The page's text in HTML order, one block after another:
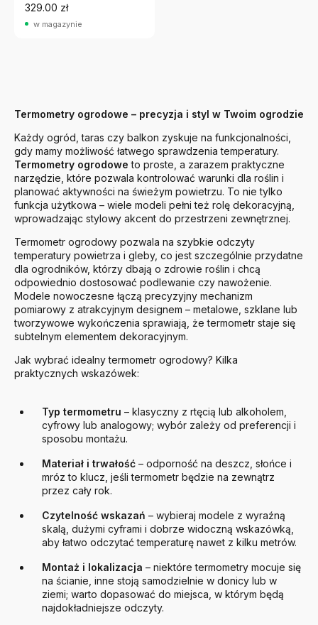
329.00 zł
w magazynie
Termometry ogrodowe – precyzja i styl w Twoim ogrodzie
Każdy ogród, taras czy balkon zyskuje na funkcjonalności,
gdy mamy możliwość łatwego sprawdzenia temperatury.
Termometry ogrodowe to proste, a zarazem praktyczne
narzędzie, które pozwala kontrolować warunki dla roślin i
planować aktywności na świeżym powietrzu. To nie tylko
funkcja użytkowa – wiele modeli pełni też rolę dekoracyjną,
wprowadzając stylowy akcent do przestrzeni zewnętrznej.
Termometr ogrodowy pozwala na szybkie odczyty
temperatury powietrza i gleby, co jest szczególnie przydatne
dla ogrodników, którzy dbają o zdrowie roślin i chcą
odpowiednio dostosować podlewanie czy nawożenie.
Modele nowoczesne łączą precyzyjny mechanizm
pomiarowy z atrakcyjnym designem – metalowe, szklane lub
tworzywowe wykończenia sprawiają, że termometr staje się
subtelnym elementem dekoracyjnym.
Jak wybrać idealny termometr ogrodowy? Kilka
praktycznych wskazówek:
Typ termometru – klasyczny z rtęcią lub alkoholem,
cyfrowy lub analogowy; wybór zależy od preferencji i
sposobu montażu.
Materiał i trwałość – odporność na deszcz, słońce i
mróz to klucz, jeśli termometr będzie na zewnątrz
przez cały rok.
Czytelność wskazań – wybieraj modele z wyraźną
skalą, dużymi cyframi i dobrze widoczną wskazówką,
aby łatwo odczytać temperaturę nawet z kilku metrów.
Montaż i lokalizacja – niektóre termometry mocuje się
na ścianie, inne stoją samodzielnie w donicy lub w
ziemi; warto dopasować do miejsca, w którym będą
najdokładniejsze odczyty.